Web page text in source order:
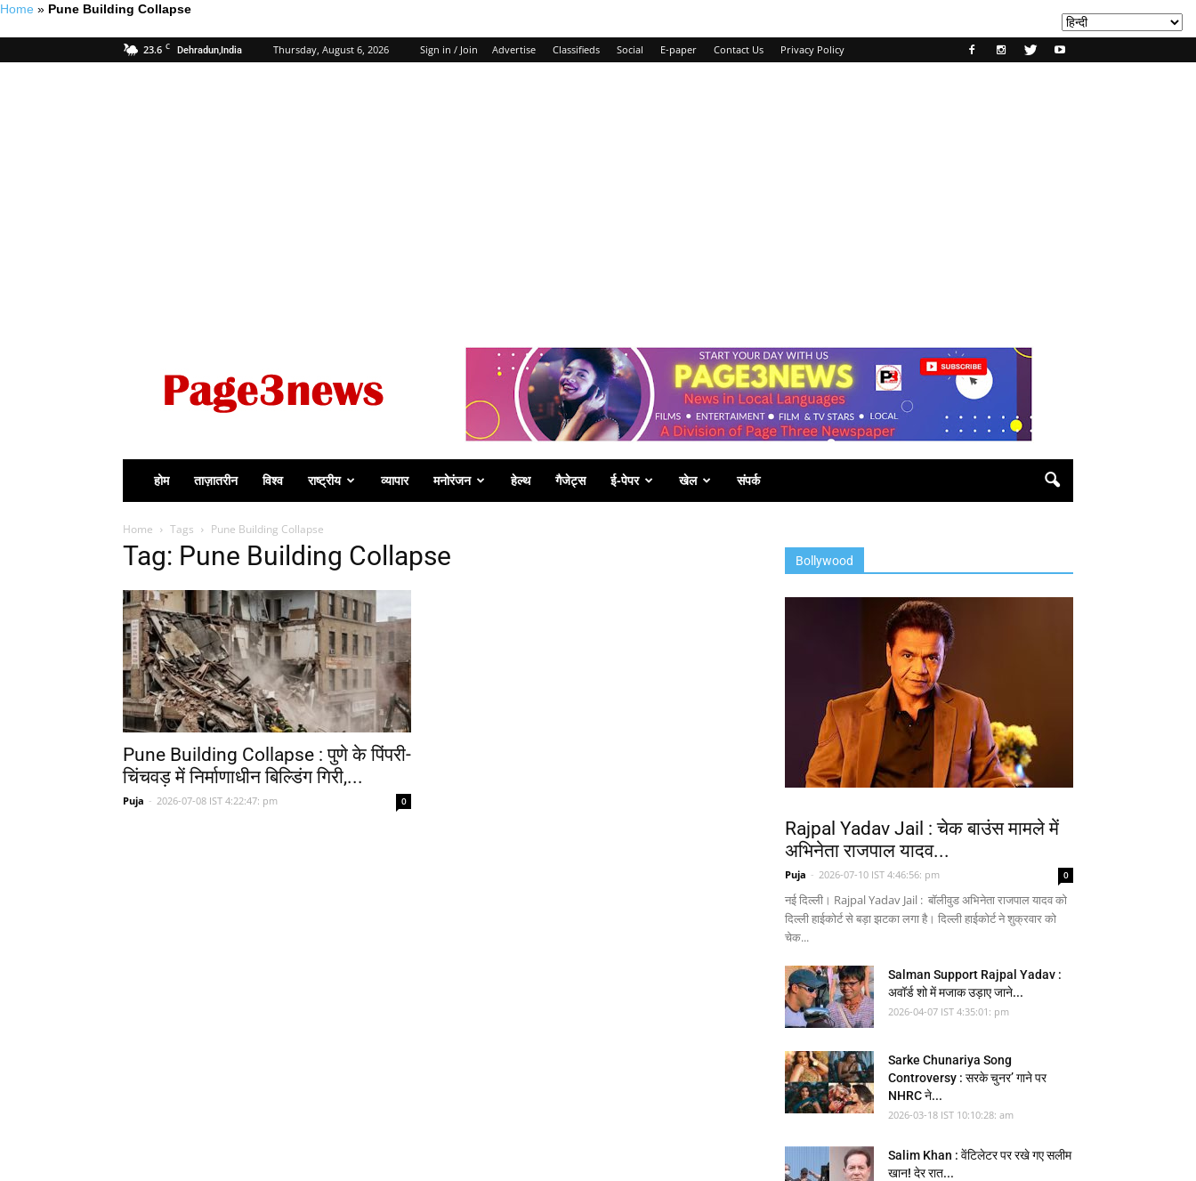
Home » Pune Building Collapse
23.6 C Dehradun,India Thursday, August 6, 2026 Sign in / Join Advertise Classifieds Social E-paper Contact Us Privacy Policy
Three
होम ताज़ातरीन विश्व राष्ट्रीय व्यापार मनोरंजन हेल्थ गैजेट्स ई-पेपर खेल संपर्क
Home Tags Pune Building Collapse
Tag: Pune Building Collapse
Pune Building Collapse : पुणे के पिंपरी-
चिंचवड़ में निर्माणाधीन बिल्डिंग गिरी,...
Puja - 2026-07-08 IST 4:22:47: pm 0
Bollywood
Rajpal Yadav Jail : चेक बाउंस मामले में
अभिनेता राजपाल यादव...
Puja - 2026-07-10 IST 4:46:56: pm 0
नई दिल्ली। Rajpal Yadav Jail : बॉलीवुड अभिनेता राजपाल यादव को
दिल्ली हाईकोर्ट से बड़ा झटका लगा है। दिल्ली हाईकोर्ट ने शुक्रवार को
चेक...
Salman Support Rajpal Yadav :
अवॉर्ड शो में मजाक उड़ाए जाने...
2026-04-07 IST 4:35:01: pm
Sarke Chunariya Song
Controversy : सरके चुनर’ गाने पर
NHRC ने...
2026-03-18 IST 10:10:28: am
Salim Khan : वेंटिलेटर पर रखे गए सलीम
खान! देर रात...